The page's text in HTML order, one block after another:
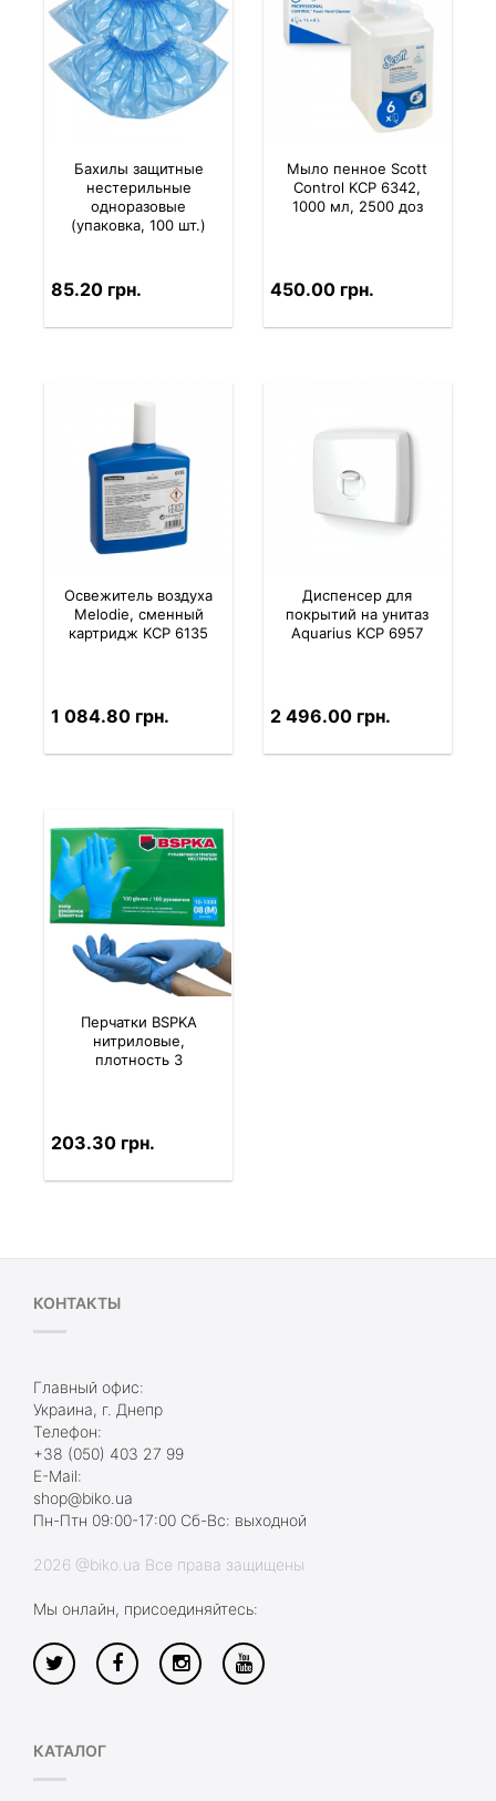
Бахилы защитные
нестерильные
одноразовые
(упаковка, 100 шт.)
85.20 грн.
Мыло пенное Scott
Control KCP 6342,
1000 мл, 2500 доз
450.00 грн.
Освежитель воздуха
Melodie, сменный
картридж KCP 6135
1 084.80 грн.
Диспенсер для
покрытий на унитаз
Aquarius KCP 6957
2 496.00 грн.
Перчатки BSPKA
нитриловые,
плотность 3
203.30 грн.
КОНТАКТЫ
Главный офис:
Украина, г. Днепр
Телефон:
+38 (050) 403 27 99
E-Mail:
shop@biko.ua
Пн-Птн 09:00-17:00 Сб-Вс: выходной
2026 @biko.ua Все права защищены
Мы онлайн, присоединяйтесь:
КАТАЛОГ